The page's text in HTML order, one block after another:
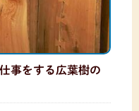
事をする広葉樹の